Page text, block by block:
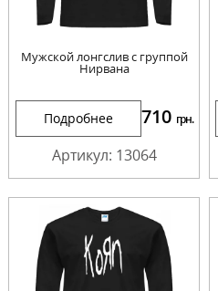
Мужской лонгслив с группой
Нирвана
Подробнее 710 грн.
Артикул: 13064